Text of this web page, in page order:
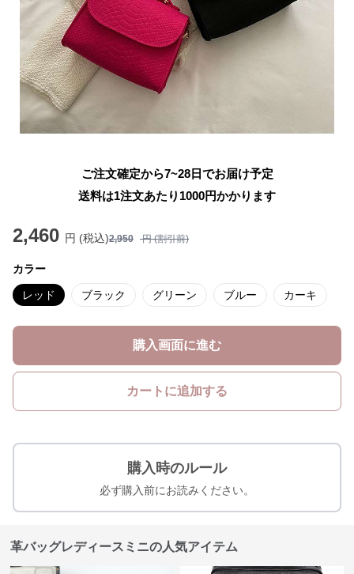
ご注文確定から7~28日でお届け予定
送料は1注文あたり 1000円かかります
2,460 円 (税込)2,950 円 (割引前)
カラー
レッド ブラック グリーン ブルー カーキ
購入画面に進む
カートに追加する
購入時のルール
必ず購入前にお読みください。
革バッグレディースミニの人気アイテム